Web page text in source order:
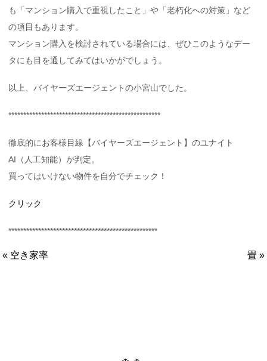
も「マンション購入で重視したこと」や「老朽化への対策」など
の項目もあります。
マンション購入を検討されている場合には、ぜひこのようなデー
タにも目を通してみてはいかがでしょう。
以上、バイヤーズエージェントの小宮山でした。
***************************************************
徹底的にお客様目線【バイヤーズエージェント】のユナイト
AI（人工知能）が判定。
買ってはいけない物件を自分でチェック！
クリック
**************************************************
« 空き家率 畳 »